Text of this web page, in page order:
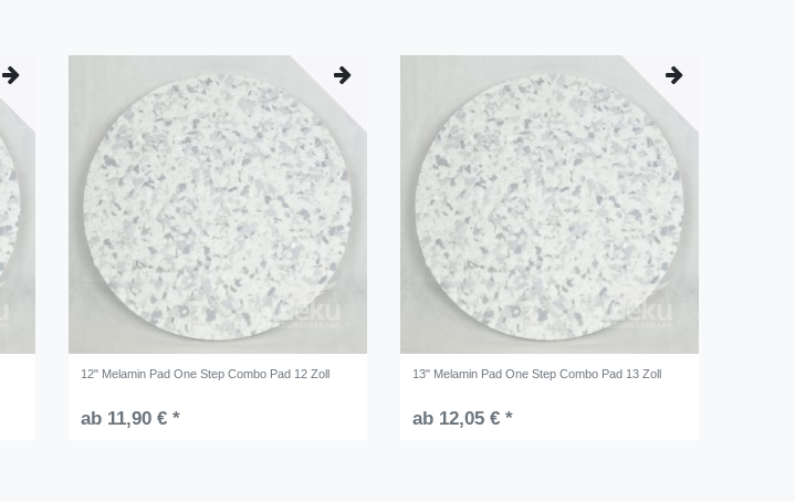
12" Melamin Pad One Step Combo Pad 12 Zoll
ab 11,90 € *
13" Melamin Pad One Step Combo Pad 13 Zoll
ab 12,05 € *